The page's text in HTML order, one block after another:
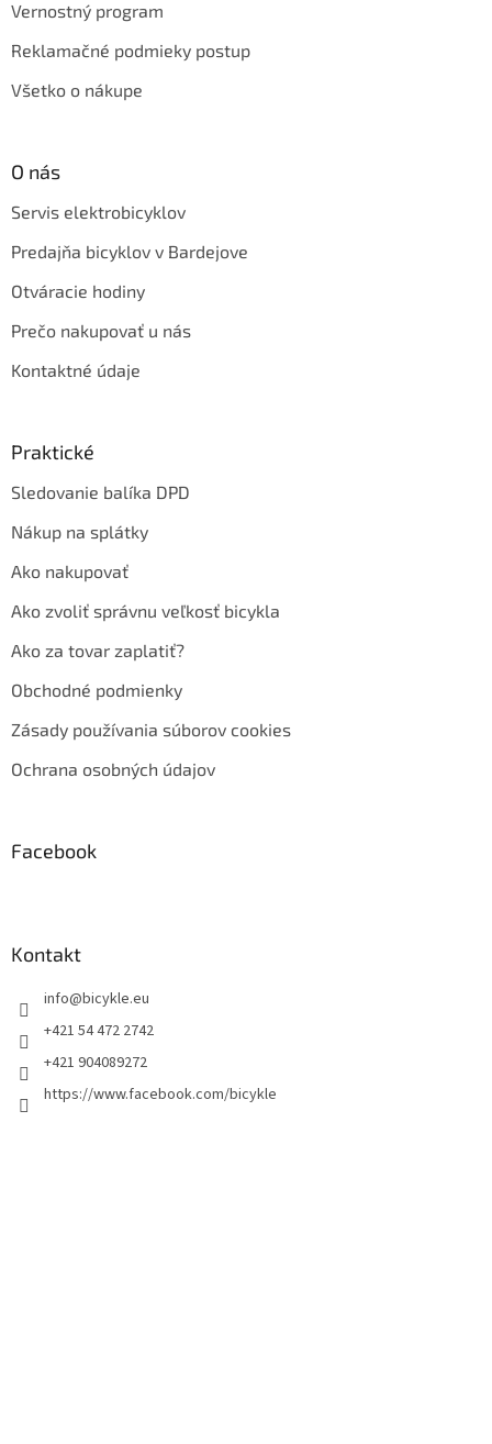
Vernostný program
Reklamačné podmieky postup
Všetko o nákupe
O nás
Servis elektrobicyklov
Predajňa bicyklov v Bardejove
Otváracie hodiny
Prečo nakupovať u nás
Kontaktné údaje
Praktické
Sledovanie balíka DPD
Nákup na splátky
Ako nakupovať
Ako zvoliť správnu veľkosť bicykla
Ako za tovar zaplatiť?
Obchodné podmienky
Zásady používania súborov cookies
Ochrana osobných údajov
Facebook
Kontakt
info@bicykle.eu
+421 54 472 2742
+421 904089272
https://www.facebook.com/bicykle